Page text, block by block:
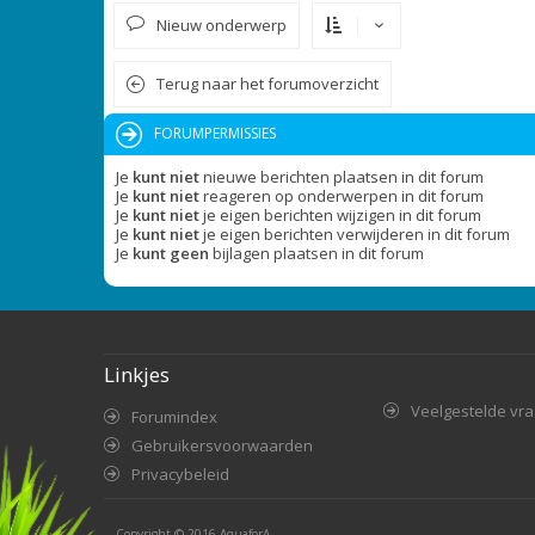
Nieuw onderwerp
Terug naar het forumoverzicht
FORUMPERMISSIES
Je kunt nietnieuwe berichten plaatsen in dit forum
Je kunt nietreageren op onderwerpen in dit forum
Je kunt nietje eigen berichten wijzigen in dit forum
Je kunt nietje eigen berichten verwijderen in dit forum
Je kunt geen bijlagen plaatsen in dit forum
Linkjes
Forumindex
Gebruikersvoorwaarden
Privacybeleid
Veelgestelde